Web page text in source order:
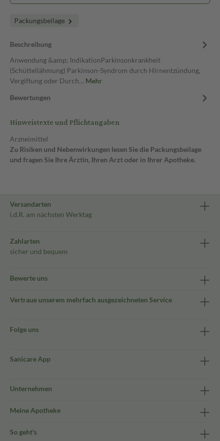
Packungsbeilage
Beschreibung
Anwendung &amp; IndikationParkinsonkrankheit
(Schüttellähmung) Parkinson-Syndrom durch Hirnentzündung,
Vergiftung oder Durch… Mehr
Bewertungen
Hinweistexte und Pflichtangaben
Arzneimittel
Zu Risiken und Nebenwirkungen lesen Sie die Packungsbeilage
und fragen Sie Ihre Ärztin, Ihren Arzt oder in Ihrer Apotheke.
Versandarten
i.d.R. am nächsten Werktag
Zahlarten
sicher und bequem
Bewerte uns
Vertraue unserem mehrfach ausgezeichneten Service
Folge uns
Sanicare App
Unternehmen
Meine Apotheke
So geht's